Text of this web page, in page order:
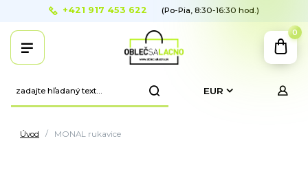
EUR
+421 917 453 622 (Po-Pia, 8:30-16:30 hod.)
0
Úvod MONAL rukavice